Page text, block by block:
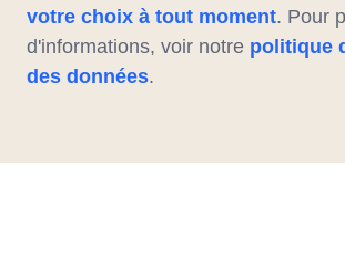
votre choix à tout moment. Pour
d'informations, voir notre politique
des données.